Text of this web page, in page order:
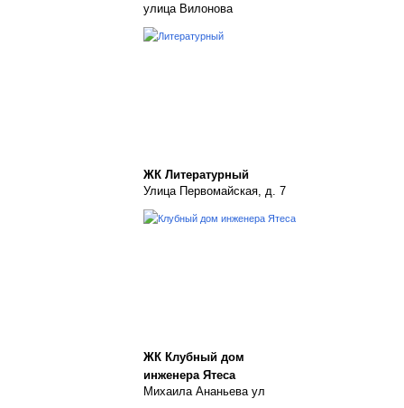
улица Вилонова
ЖК Литературный
Улица Первомайская, д. 7
ЖК Клубный дом
инженера Ятеса
Михаила Ананьева ул